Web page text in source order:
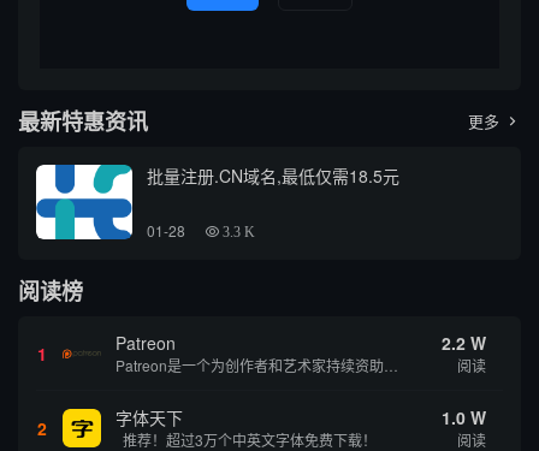
最新特惠资讯 更多 
批量注册.CN域名,最低仅需18.5元
01-28 3.3 K
阅读榜
1 Patreon 2.2 W
阅读
2 字体天下
推荐！超过3万个中英文字体免费下载！
1.0 W
阅读